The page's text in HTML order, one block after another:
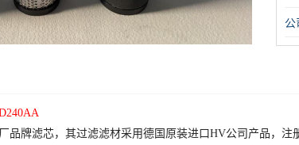
公
品牌滤芯，其过滤滤材采用德国原装进口HV公司产品，